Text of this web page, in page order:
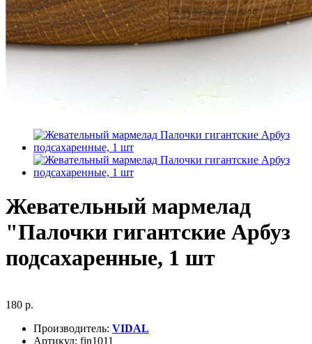
Жевательный мармелад
"Палочки гигантские Арбуз
подсахаренные, 1 шт
180 р.
Производитель: VIDAL
Артикул: fin1011